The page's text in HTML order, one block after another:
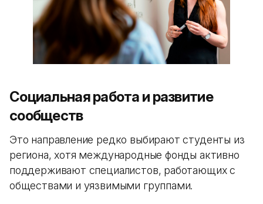
Социальная работа и развитие
сообществ
Это направление редко выбирают студенты из
региона, хотя международные фонды активно
поддерживают специалистов, работающих с
обществами и уязвимыми группами.